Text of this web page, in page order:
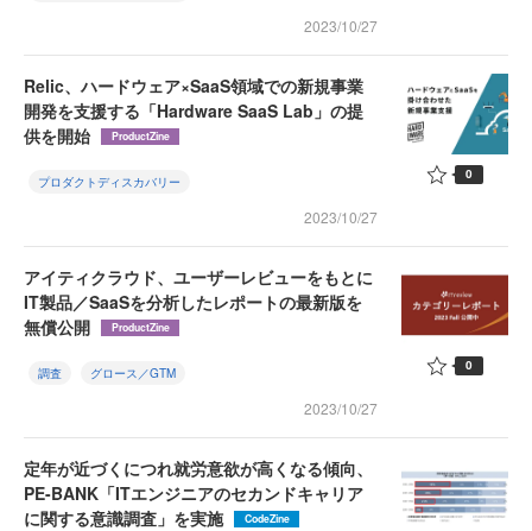
2023/10/27
Relic、ハードウェア×SaaS領域での新規事業
開発を支援する「Hardware SaaS Lab」の提
供を開始
ProductZine
プロダクトディスカバリー
2023/10/27
0
アイティクラウド、ユーザーレビューをもとに
IT製品／SaaSを分析したレポートの最新版を
無償公開
ProductZine
調査 グロース／GTM
2023/10/27
0
定年が近づくにつれ就労意欲が高くなる傾向、
PE-BANK「ITエンジニアのセカンドキャリア
に関する意識調査」を実施
CodeZine